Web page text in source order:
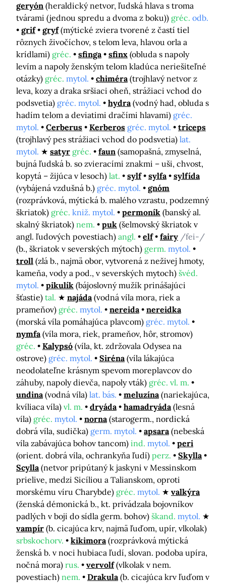
geryón (heraldický netvor, ľudská hlava s troma
tvárami (jednou spredu a dvoma z boku)) gréc. odb.
grif
gryf (mýtické zviera tvorené z častí tiel
rôznych živočíchov, s telom leva, hlavou orla a
krídlami) gréc. sfinga sfinx (obluda s napoly
levím a napoly ženským telom kladúca neriešiteľné
otázky) gréc. mytol. chiméra (trojhlavý netvor z
leva, kozy a draka sršiaci oheň, strážiaci vchod do
podsvetia) gréc. mytol. hydra (vodný had, obluda s
hadím telom a deviatimi dračími hlavami) gréc.
mytol.
Cerberus Kerberos gréc. mytol.
triceps
(trojhlavý pes strážiaci vchod do podsvetia) lat.
mytol.
satyr gréc. faun (samopašná, zmyselná,
bujná ľudská b. so zvieracími znakmi – uši, chvost,
kopytá – žijúca v lesoch) lat. sylf sylfa
sylfída
(vybájená vzdušná b.) gréc. mytol.
gnóm
(rozprávková, mýtická b. malého vzrastu, podzemný
škriatok) gréc. kniž. mytol. permoník (banský al.
skalný škriatok) nem. puk (šelmovský škriatok v
angl. ľudových povestiach) angl. elf fairy /fei-/
(b., škriatok v severských mýtoch) germ. mytol.
troll (zlá b., najmä obor, vytvorená z neživej hmoty,
kameňa, vody a pod., v severských mytoch) švéd.
mytol.
pikulík (bájoslovný mužík prinášajúci
šťastie) tal. najáda (vodná víla mora, riek a
prameňov) gréc. mytol. nereida
nereidka
(morská víla pomáhajúca plavcom) gréc. mytol.
nymfa (víla mora, riek, prameňov, hôr, stromov)
gréc.
Kalypsó (víla, kt. zdržovala Odysea na
ostrove) gréc. mytol. Siréna (víla lákajúca
neodolateľne krásnym spevom moreplavcov do
záhuby, napoly dievča, napoly vták) gréc. vl. m.
undina (vodná víla) lat. bás. meluzína (nariekajúca,
kvíliaca víla) vl. m. dryáda hamadryáda (lesná
víla) gréc. mytol. norna (starogerm., nordická
dobrá víla, sudička) germ. mytol. apsara (nebeská
víla zabávajúca bohov tancom) ind. mytol.
peri
(orient. dobrá víla, ochrankyňa ľudí) perz.
Skylla
Scylla (netvor pripútaný k jaskyni v Messinskom
prielive, medzi Sicíliou a Talianskom, oproti
morskému víru Charybde) gréc. mytol.
valkýra
(ženská démonická b., kt. privádzala bojovníkov
padlých v boji do sídla germ. bohov) škand. mytol.
vampír (b. cicajúca krv, najmä ľuďom, upír, vlkolak)
srbskochorv.
kikimora (rozprávková mýtická
ženská b. v noci hubiaca ľudí, slovan. podoba upíra,
nočná mora) rus. vervolf (vlkolak v nem.
povestiach) nem. Drakula (b. cicajúca krv ľuďom v